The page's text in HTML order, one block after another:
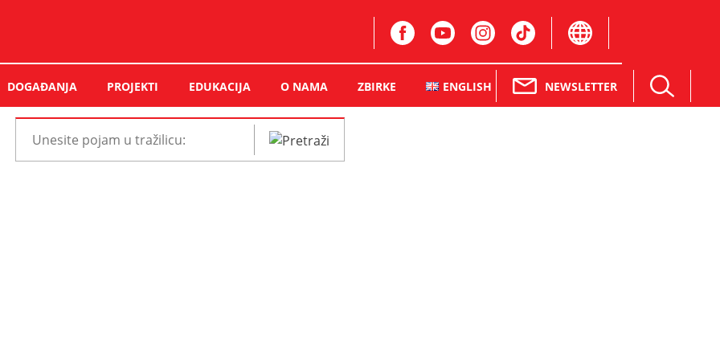
DOGAĐANJA PROJEKTI EDUKACIJA O NAMA ZBIRKE ENGLISH NEWSLETTER
Pretraži
web